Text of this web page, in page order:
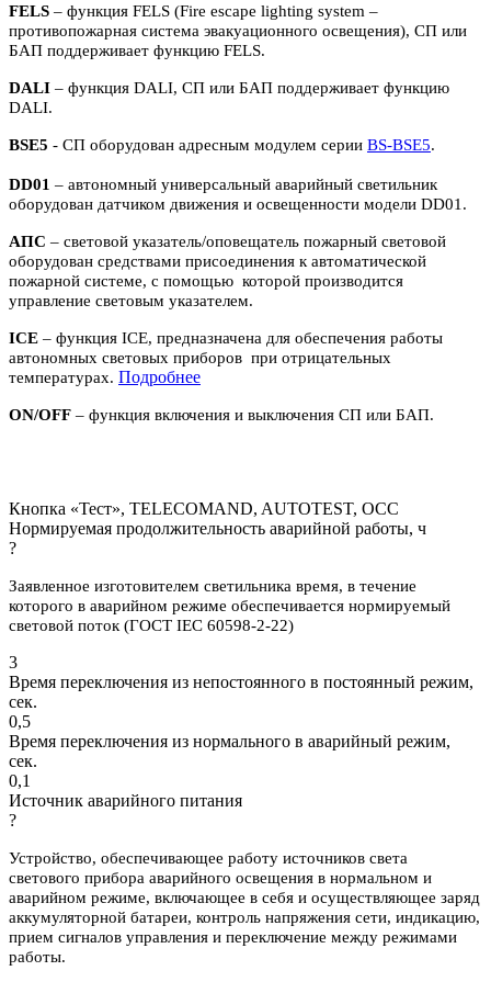
FELS – функция FELS (Fire escape lighting system –
противопожарная система эвакуационного освещения), СП или
БАП поддерживает функцию FELS.
DALI – функция DALI, СП или БАП поддерживает функцию
DALI.
BSE5 - СП оборудован адресным модулем серии BS-BSE5.
DD01 – автономный универсальный аварийный светильник
оборудован датчиком движения и освещенности модели DD01.
АПС – световой указатель/оповещатель пожарный световой
оборудован средствами присоединения к автоматической
пожарной системе, с помощью которой производится
управление световым указателем.
ICE – функция ICE, предназначена для обеспечения работы
автономных световых приборов при отрицательных
температурах. Подробнее
ON/OFF – функция включения и выключения СП или БАП.
Кнопка «Тест», TELECOMAND, AUTOTEST, OCC
Нормируемая продолжительность аварийной работы, ч
?
Заявленное изготовителем светильника время, в течение
которого в аварийном режиме обеспечивается нормируемый
световой поток (ГОСТ IEC 60598-2-22)
3
Время переключения из непостоянного в постоянный режим,
сек.
0,5
Время переключения из нормального в аварийный режим,
сек.
0,1
Источник аварийного питания
?
Устройство, обеспечивающее работу источников света
светового прибора аварийного освещения в нормальном и
аварийном режиме, включающее в себя и осуществляющее заряд
аккумуляторной батареи, контроль напряжения сети, индикацию,
прием сигналов управления и переключение между режимами
работы.